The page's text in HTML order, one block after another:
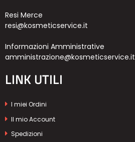
Resi Merce
resi@kosmeticservice.it
Informazioni Amministrative
amministrazione@kosmeticservice.it
LINK UTILI
I miei Ordini
Il mio Account
Spedizioni